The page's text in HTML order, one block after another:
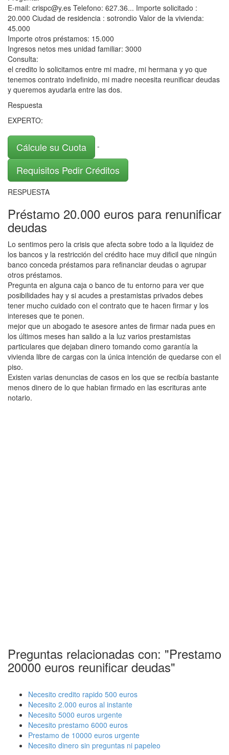
E-mail: crispc@y.es Telefono: 627.36... Importe solicitado :
20.000 Ciudad de residencia : sotrondio Valor de la vivienda:
45.000
Importe otros préstamos: 15.000
Ingresos netos mes unidad familiar: 3000
Consulta:
el credito lo solicitamos entre mi madre, mi hermana y yo que
tenemos contrato indefinido, mi madre necesita reunificar deudas
y queremos ayudarla entre las dos.
Respuesta
EXPERTO:
Cálcule su Cuota -
Requisitos Pedir Créditos
RESPUESTA
Préstamo 20.000 euros para renunificar
deudas
Lo sentimos pero la crisis que afecta sobre todo a la liquidez de
los bancos y la restricción del crédito hace muy dificil que ningún
banco conceda préstamos para refinanciar deudas o agrupar
otros préstamos.
Pregunta en alguna caja o banco de tu entorno para ver que
posibilidades hay y si acudes a prestamistas privados debes
tener mucho cuidado con el contrato que te hacen firmar y los
intereses que te ponen.
mejor que un abogado te asesore antes de firmar nada pues en
los últimos meses han salido a la luz varios prestamistas
particulares que dejaban dinero tomando como garantía la
vivienda libre de cargas con la única intención de quedarse con el
piso.
Existen varias denuncias de casos en los que se recibía bastante
menos dinero de lo que habian firmado en las escrituras ante
notario.
Preguntas relacionadas con: "Prestamo
20000 euros reunificar deudas"
Necesito credito rapido 500 euros
Necesito 2.000 euros al instante
Necesito 5000 euros urgente
Necesito prestamo 6000 euros
Prestamo de 10000 euros urgente
Necesito dinero sin preguntas ni papeleo